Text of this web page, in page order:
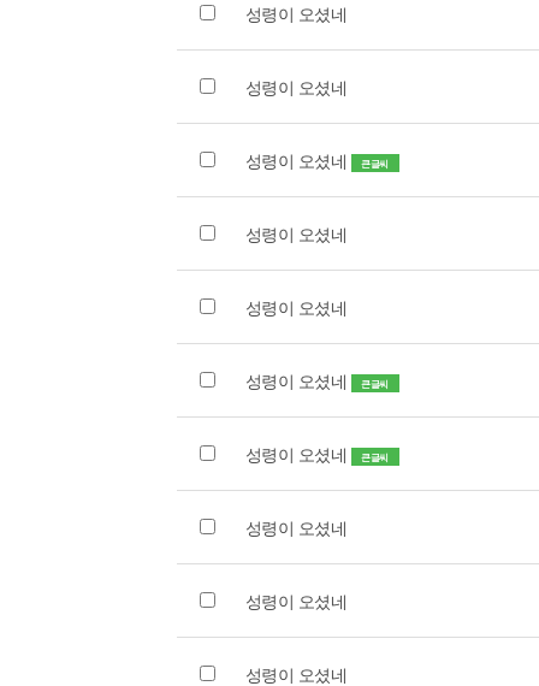
성령이 오셨네
성령이 오셨네
성령이 오셨네 큰글씨
성령이 오셨네
성령이 오셨네
성령이 오셨네 큰글씨
성령이 오셨네 큰글씨
성령이 오셨네
성령이 오셨네
성령이 오셨네